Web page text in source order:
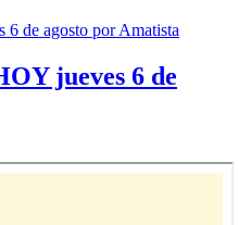
jueves 6 de